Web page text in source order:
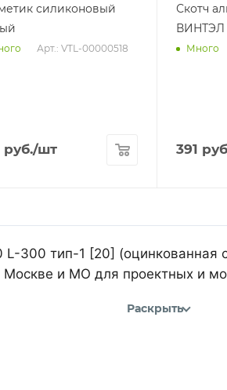
силиконовый
Арт.: VTL-00000518
руб./шт
Скотч
ВИНТЭЛ
Много
391
300 тип-1 [20] (оцинкованная
и МО для проектных и
Раскрыть